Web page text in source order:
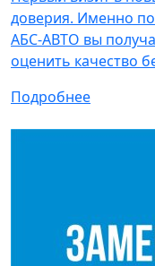
доверия. Именно
АБС-АВТО вы
оценить качество
Подробнее